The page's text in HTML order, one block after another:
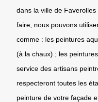
dans la ville de
faire, nous pouvons
comme : les peintures
(à la chaux) ; les
service des artisans
respecteront toutes les
peinture de votre façade